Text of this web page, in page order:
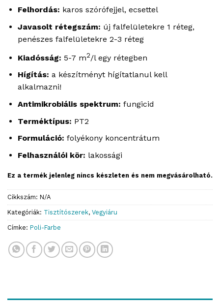
Felhordás: karos szórófejjel, ecsettel
Javasolt rétegszám: új falfelületekre 1 réteg,
penészes falfelületekre 2-3 réteg
Kiadósság: 5-7 m2/l egy rétegben
Hígítás: a készítményt hígítatlanul kell
alkalmazni!
Antimikrobiális spektrum: fungicid
Terméktípus: PT2
Formuláció: folyékony koncentrátum
Felhasználói kör: lakossági
Ez a termék jelenleg nincs készleten és nem megvásárolható.
Cikkszám: N/A
Kategóriák: Tisztítószerek, Vegyiáru
Címke: Poli-Farbe